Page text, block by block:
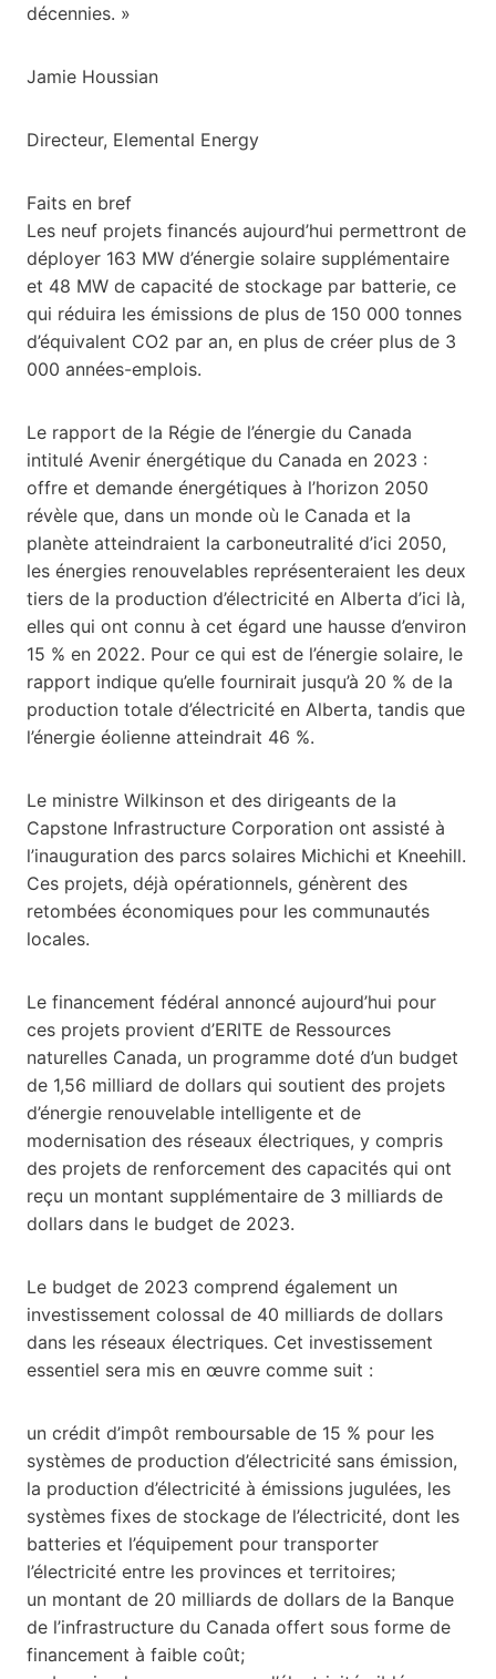
décennies. »
Jamie Houssian
Directeur, Elemental Energy
Faits en bref
Les neuf projets financés aujourd’hui permettront de
déployer 163 MW d’énergie solaire supplémentaire
et 48 MW de capacité de stockage par batterie, ce
qui réduira les émissions de plus de 150 000 tonnes
d’équivalent CO2 par an, en plus de créer plus de 3
000 années-emplois.
Le rapport de la Régie de l’énergie du Canada
intitulé Avenir énergétique du Canada en 2023 :
offre et demande énergétiques à l’horizon 2050
révèle que, dans un monde où le Canada et la
planète atteindraient la carboneutralité d’ici 2050,
les énergies renouvelables représenteraient les deux
tiers de la production d’électricité en Alberta d’ici là,
elles qui ont connu à cet égard une hausse d’environ
15 % en 2022. Pour ce qui est de l’énergie solaire, le
rapport indique qu’elle fournirait jusqu’à 20 % de la
production totale d’électricité en Alberta, tandis que
l’énergie éolienne atteindrait 46 %.
Le ministre Wilkinson et des dirigeants de la
Capstone Infrastructure Corporation ont assisté à
l’inauguration des parcs solaires Michichi et Kneehill.
Ces projets, déjà opérationnels, génèrent des
retombées économiques pour les communautés
locales.
Le financement fédéral annoncé aujourd’hui pour
ces projets provient d’ERITE de Ressources
naturelles Canada, un programme doté d’un budget
de 1,56 milliard de dollars qui soutient des projets
d’énergie renouvelable intelligente et de
modernisation des réseaux électriques, y compris
des projets de renforcement des capacités qui ont
reçu un montant supplémentaire de 3 milliards de
dollars dans le budget de 2023.
Le budget de 2023 comprend également un
investissement colossal de 40 milliards de dollars
dans les réseaux électriques. Cet investissement
essentiel sera mis en œuvre comme suit :
un crédit d’impôt remboursable de 15 % pour les
systèmes de production d’électricité sans émission,
la production d’électricité à émissions jugulées, les
systèmes fixes de stockage de l’électricité, dont les
batteries et l’équipement pour transporter
l’électricité entre les provinces et territoires;
un montant de 20 milliards de dollars de la Banque
de l’infrastructure du Canada offert sous forme de
financement à faible coût;